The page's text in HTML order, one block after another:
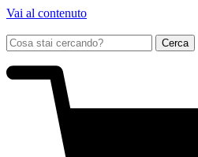
Vai al contenuto